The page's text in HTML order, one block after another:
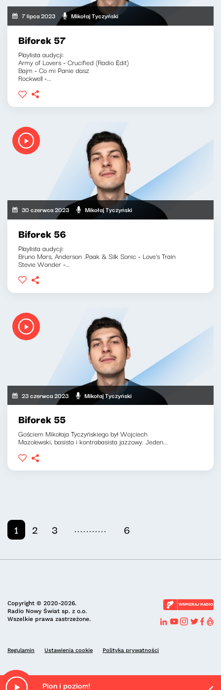
Pion i poziom!
7 lipca 2023 Mikołaj Tyczyński
Biforek 57
Playlista audycji:
Army of Lovers - Crucified (Radio Edit)
Bajm - Co mi Panie dasz
Rockwell -...
30 czerwca 2023 Mikołaj Tyczyński
Biforek 56
Playlista audycji:
Bruno Mars, Anderson .Paak & Silk Sonic - Love's Train
Stevie Wonder -...
23 czerwca 2023 Mikołaj Tyczyński
Biforek 55
Gościem Mikołaja Tyczyńskiego był Wojciech
Mazolewski, basista i kontrabasista jazzowy. Jeden...
1 2 3 ........... 6
Copyright © 2020-2026.
Radio Nowy Świat sp. z o.o.
Wszelkie prawa zastrzeżone.
WSPIERAJ RADIO
Regulamin Ustawienia cookie Polityka prywatności